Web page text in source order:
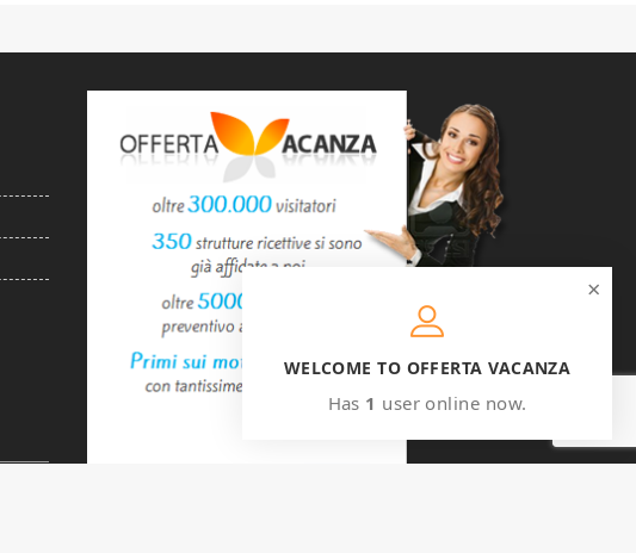
×
WELCOME TO OFFERTA VACANZA
Has 1 user online now.